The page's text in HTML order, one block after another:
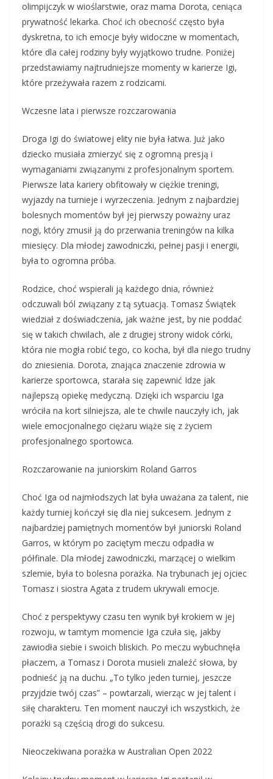
olimpijczyk w wioślarstwie, oraz mama Dorota, ceniąca
prywatność lekarka. Choć ich obecność często była
dyskretna, to ich emocje były widoczne w momentach,
które dla całej rodziny były wyjątkowo trudne. Poniżej
przedstawiamy najtrudniejsze momenty w karierze Igi,
które przeżywała razem z rodzicami.
Wczesne lata i pierwsze rozczarowania
Droga Igi do światowej elity nie była łatwa. Już jako
dziecko musiała zmierzyć się z ogromną presją i
wymaganiami związanymi z profesjonalnym sportem.
Pierwsze lata kariery obfitowały w ciężkie treningi,
wyjazdy na turnieje i wyrzeczenia. Jednym z najbardziej
bolesnych momentów był jej pierwszy poważny uraz
nogi, który zmusił ją do przerwania treningów na kilka
miesięcy. Dla młodej zawodniczki, pełnej pasji i energii,
była to ogromna próba.
Rodzice, choć wspierali ją każdego dnia, również
odczuwali ból związany z tą sytuacją. Tomasz Świątek
wiedział z doświadczenia, jak ważne jest, by nie poddać
się w takich chwilach, ale z drugiej strony widok córki,
która nie mogła robić tego, co kocha, był dla niego trudny
do zniesienia. Dorota, znająca znaczenie zdrowia w
karierze sportowca, starała się zapewnić Idze jak
najlepszą opiekę medyczną. Dzięki ich wsparciu Iga
wróciła na kort silniejsza, ale te chwile nauczyły ich, jak
wiele emocjonalnego ciężaru wiąże się z życiem
profesjonalnego sportowca.
Rozczarowanie na juniorskim Roland Garros
Choć Iga od najmłodszych lat była uważana za talent, nie
każdy turniej kończył się dla niej sukcesem. Jednym z
najbardziej pamiętnych momentów był juniorski Roland
Garros, w którym po zaciętym meczu odpadła w
półfinale. Dla młodej zawodniczki, marzącej o wielkim
szlemie, była to bolesna porażka. Na trybunach jej ojciec
Tomasz i siostra Agata z trudem ukrywali emocje.
Choć z perspektywy czasu ten wynik był krokiem w jej
rozwoju, w tamtym momencie Iga czuła się, jakby
zawiodła siebie i swoich bliskich. Po meczu wybuchnęła
płaczem, a Tomasz i Dorota musieli znaleźć słowa, by
podnieść ją na duchu. „To tylko jeden turniej, jeszcze
przyjdzie twój czas” – powtarzali, wierząc w jej talent i
siłę charakteru. Ten moment nauczył ich wszystkich, że
porażki są częścią drogi do sukcesu.
Nieoczekiwana porażka w Australian Open 2022